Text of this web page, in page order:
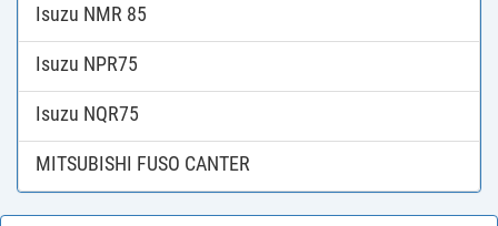
Isuzu NMR 85
Isuzu NPR75
Isuzu NQR75
MITSUBISHI FUSO CANTER